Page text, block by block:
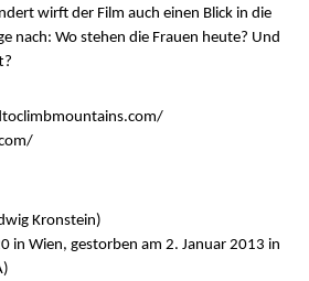
wirft der Film auch einen Blick in die
nach: Wo stehen die Frauen heute? Und
Kronstein)
in Wien, gestorben am 2. Januar 2013 in